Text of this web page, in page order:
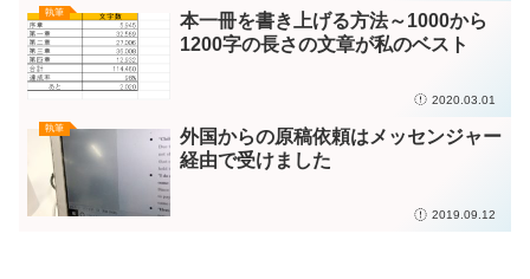
執筆
本一冊を書き上げる方法～1000から
1200字の長さの文章が私のベスト
2020.03.01
執筆
外国からの原稿依頼はメッセンジャー
経由で受けました
2019.09.12